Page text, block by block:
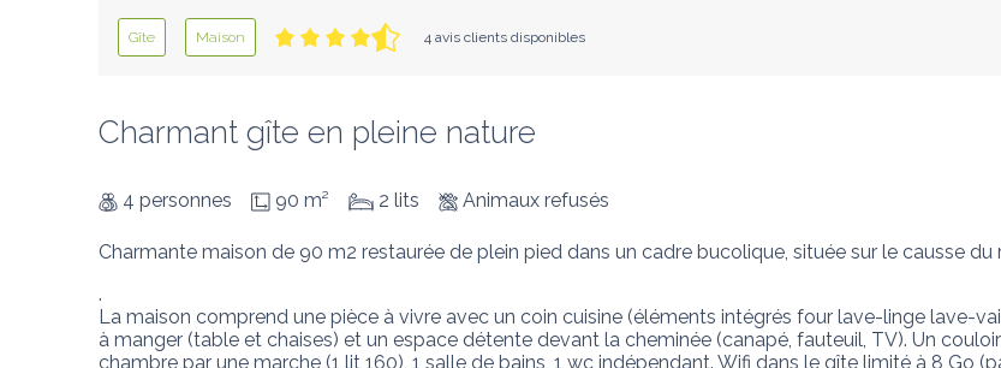
Gîte Maison 4 avis clients disponibles
Charmant gîte en pleine nature
4 personnes 90 m² 2 lits Animaux refusés
Charmante maison de 90 m2 restaurée de plein pied dans un cadre bucolique, située sur le causse
.
La maison comprend une pièce à vivre avec un coin cuisine (éléments intégrés four lave-linge lave-
à manger (table et chaises) et un espace détente devant la cheminée (canapé, fauteuil, TV). Un
chambre par une marche (1 lit 160), 1 salle de bains, 1 wc indépendant. Wifi dans le gîte limité à 8 Go